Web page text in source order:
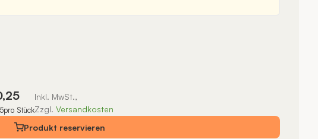
pro Stück
Inkl. MwSt.,
Zzgl. Versandkosten
Produkt reservieren